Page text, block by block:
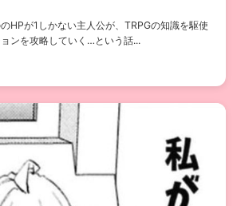
HPが1しかない主人公が、TRPGの知識を駆使
ンを攻略していく…という話...